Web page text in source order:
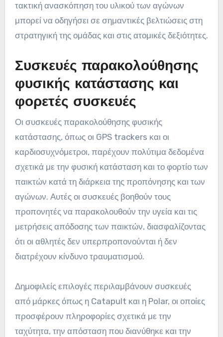
τακτική ανασκόπηση του υλικού των αγώνων
μπορεί να οδηγήσει σε σημαντικές βελτιώσεις στη
στρατηγική της ομάδας και στις ατομικές δεξιότητες.
Συσκευές παρακολούθησης
φυσικής κατάστασης και
φορετές συσκευές
Οι συσκευές παρακολούθησης φυσικής
κατάστασης, όπως οι GPS trackers και οι
καρδιοσυχνόμετροι, παρέχουν πολύτιμα δεδομένα
σχετικά με την φυσική κατάσταση και το φορτίο των
παικτών κατά τη διάρκεια της προπόνησης και των
αγώνων. Αυτές οι συσκευές βοηθούν τους
προπονητές να παρακολουθούν την υγεία και τις
μετρήσεις απόδοσης των παικτών, διασφαλίζοντας
ότι οι αθλητές δεν υπερπροπονούνται ή δεν
διατρέχουν κίνδυνο τραυματισμού.
Δημοφιλείς επιλογές περιλαμβάνουν συσκευές
από μάρκες όπως η Catapult και η Polar, οι οποίες
προσφέρουν πληροφορίες σχετικά με την
ταχύτητα, την απόσταση που διανύθηκε και την